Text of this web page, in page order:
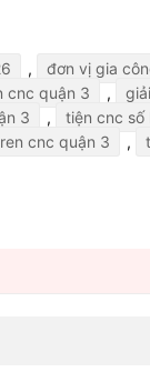
, đơn vị gia
cnc quận 3 ,
3 , tiện cnc số
cnc quận 3 ,